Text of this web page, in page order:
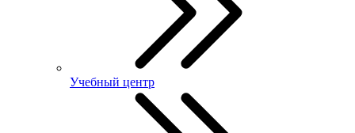
Учебный центр